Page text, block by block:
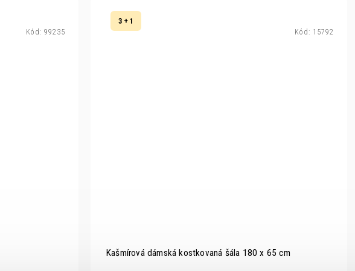
Kód: 99235
3 + 1
Kašmírová dámská kostkovaná šála 180 x 65 cm
Kód: 15792